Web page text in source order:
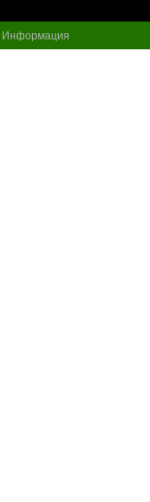
Информация